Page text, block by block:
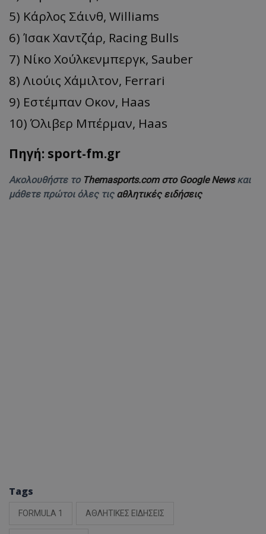
5) Κάρλος Σάινθ, Williams
6) Ίσακ Χαντζάρ, Racing Bulls
7) Νίκο Χούλκενμπεργκ, Sauber
8) Λιούις Χάμιλτον, Ferrari
9) Εστέμπαν Οκον, Haas
10) Όλιβερ Μπέρμαν, Haas
Πηγή: sport-fm.gr
Ακολουθήστε το Themasports.com στο Google Newsκαι
μάθετε πρώτοι όλες τις αθλητικές ειδήσεις
Tags
FORMULA 1 ΑΘΛΗΤΙΚΕΣ ΕΙΔΗΣΕΙΣ